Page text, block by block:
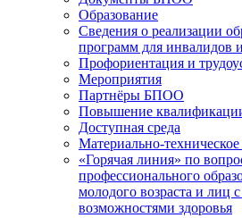
Образование
Сведения о реализации
программ для
Профориентация и
Мероприятия
Партнёры БПОО
Повышение
Доступная среда
Материально-
«Горячая линия» по
профессионального
молодого возраста и лиц
возможностями здоровья